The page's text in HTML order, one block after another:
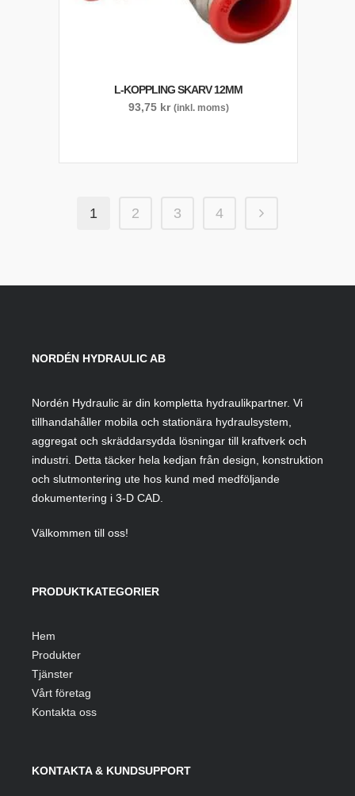
L-KOPPLING SKARV 12MM
93,75 kr (inkl. moms)
1 2 3 4
NORDÉN HYDRAULIC AB
Nordén Hydraulic är din kompletta hydraulikpartner. Vi
tillhandahåller mobila och stationära hydraulsystem,
aggregat och skräddarsydda lösningar till kraftverk och
industri. Detta täcker hela kedjan från design, konstruktion
och slutmontering ute hos kund med medföljande
dokumentering i 3-D CAD.
Välkommen till oss!
PRODUKTKATEGORIER
Hem
Produkter
Tjänster
Vårt företag
Kontakta oss
KONTAKTA & KUNDSUPPORT